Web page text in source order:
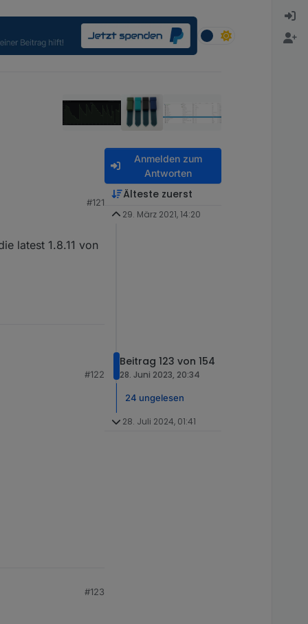
#121
latest 1.8.11 von
#122
#123
Anmelden zum
Antworten
Älteste zuerst
29. März 2021, 14:20
Beitrag 123 von 154
28. Juni 2023, 20:34
24 ungelesen
28. Juli 2024, 01:41